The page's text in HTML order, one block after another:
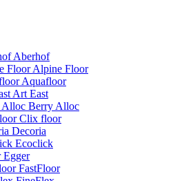
Aberhof
Alpine Floor
Aquafloor
Art East
Berry Alloc
Clix floor
Decoria
Ecoclick
Egger
FastFloor